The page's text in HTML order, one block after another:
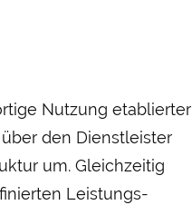
Nutzung etablierter
den Dienst­leister
um. Gleich­zeitig
Leistungs­